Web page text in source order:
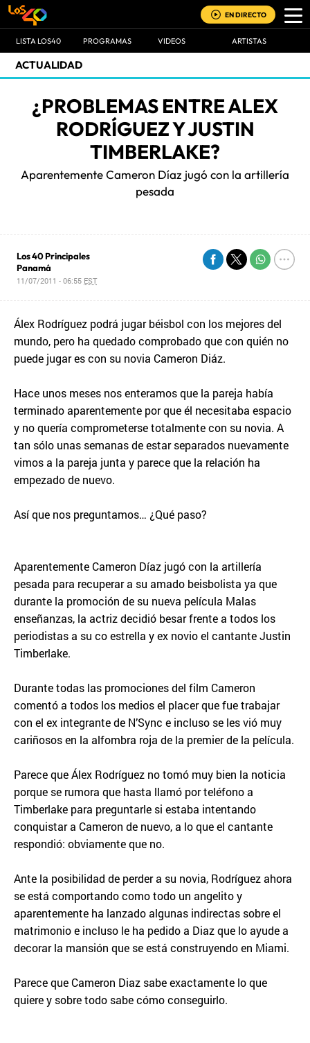
EN DIRECTO
LISTA LOS40 PROGRAMAS VIDEOS ARTISTAS
ACTUALIDAD
¿PROBLEMAS ENTRE ALEX
RODRÍGUEZ Y JUSTIN
TIMBERLAKE?
Aparentemente Cameron Díaz jugó con la artillería
pesada
Los 40 Principales
Panamá
11/07/2011 - 06:55 EST
Álex Rodríguez podrá jugar béisbol con los mejores del
mundo, pero ha quedado comprobado que con quién no
puede jugar es con su novia Cameron Diáz.
Hace unos meses nos enteramos que la pareja había
terminado aparentemente por que él necesitaba espacio
y no quería comprometerse totalmente con su novia. A
tan sólo unas semanas de estar separados nuevamente
vimos a la pareja junta y parece que la relación ha
empezado de nuevo.
Así que nos preguntamos… ¿Qué paso?
Aparentemente Cameron Díaz jugó con la artillería
pesada para recuperar a su amado beisbolista ya que
durante la promoción de su nueva película Malas
enseñanzas, la actriz decidió besar frente a todos los
periodistas a su co estrella y ex novio el cantante Justin
Timberlake.
Durante todas las promociones del film Cameron
comentó a todos los medios el placer que fue trabajar
con el ex integrante de N’Sync e incluso se les vió muy
cariñosos en la alfombra roja de la premier de la película.
Parece que Álex Rodríguez no tomó muy bien la noticia
porque se rumora que hasta llamó por teléfono a
Timberlake para preguntarle si estaba intentando
conquistar a Cameron de nuevo, a lo que el cantante
respondió: obviamente que no.
Ante la posibilidad de perder a su novia, Rodríguez ahora
se está comportando como todo un angelito y
aparentemente ha lanzado algunas indirectas sobre el
matrimonio e incluso le ha pedido a Diaz que lo ayude a
decorar la mansión que se está construyendo en Miami.
Parece que Cameron Diaz sabe exactamente lo que
quiere y sobre todo sabe cómo conseguirlo.